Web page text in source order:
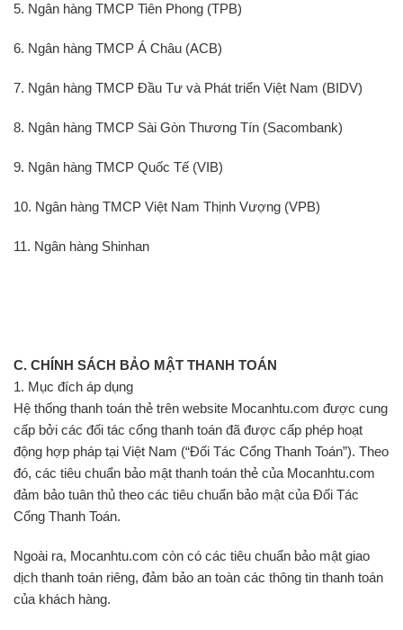
5. Ngân hàng TMCP Tiên Phong (TPB)
6. Ngân hàng TMCP Á Châu (ACB)
7. Ngân hàng TMCP Đầu Tư và Phát triển Việt Nam (BIDV)
8. Ngân hàng TMCP Sài Gòn Thương Tín (Sacombank)
9. Ngân hàng TMCP Quốc Tế (VIB)
10. Ngân hàng TMCP Việt Nam Thịnh Vượng (VPB)
11. Ngân hàng Shinhan
C. CHÍNH SÁCH BẢO MẬT THANH TOÁN
1. Mục đích áp dụng
Hệ thống thanh toán thẻ trên website Mocanhtu.com được cung
cấp bởi các đối tác cổng thanh toán đã được cấp phép hoạt
động hợp pháp tại Việt Nam (“Đối Tác Cổng Thanh Toán”). Theo
đó, các tiêu chuẩn bảo mật thanh toán thẻ của Mocanhtu.com
đảm bảo tuân thủ theo các tiêu chuẩn bảo mật của Đối Tác
Cổng Thanh Toán.
Ngoài ra, Mocanhtu.com còn có các tiêu chuẩn bảo mật giao
dịch thanh toán riêng, đảm bảo an toàn các thông tin thanh toán
của khách hàng.